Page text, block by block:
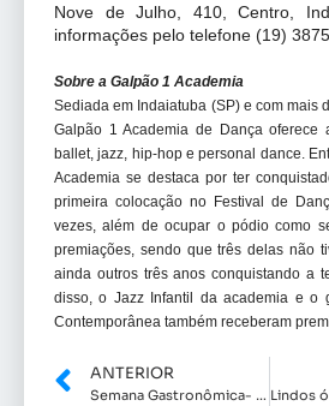
Nove de Julho, 410, Centro,
informações pelo telefone (19)
Sobre a Galpão 1 Academia
Sediada em Indaiatuba (SP) e com mais
Galpão 1 Academia de Dança oferece
ballet, jazz, hip-hop e personal dance.
Academia se destaca por ter
primeira colocação no Festival de
vezes, além de ocupar o pódio como
premiações, sendo que três delas não
ainda outros três anos conquistando a
disso, o Jazz Infantil da academia e o
Contemporânea também receberam
ANTERIOR
Semana Gastronômica- Escola Mil Folhas